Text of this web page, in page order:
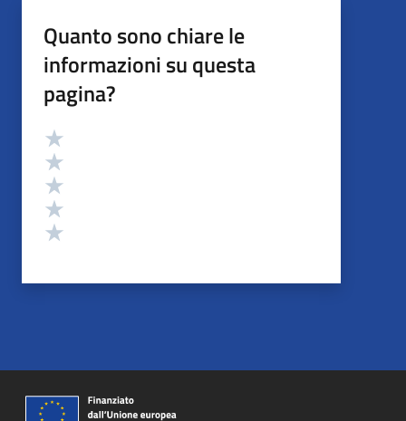
Quanto sono chiare le
informazioni su questa
pagina?
Valutazione